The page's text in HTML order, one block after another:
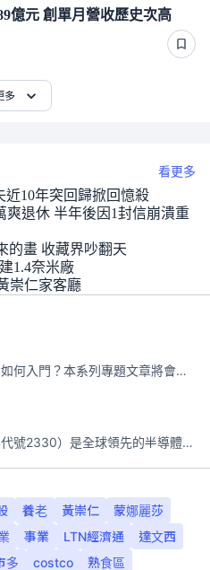
億元 創單月營收歷史次高
多
看更多
近10年突回歸掀回憶殺
爽退休 半年後因1封信崩潰重
的畫 收藏界吵翻天
1.4奈米廠
崇仁家客廳
ETF是什麼？ETF投資如何入門？本系列專題文章將會告訴你新手必須知道的ETF基礎知識。
台積電（tSMC；股票代號2330）是全球領先的半導體代工公司，成立於1987年，總部位於台灣新竹。且已於美國、日本、德國及中國設廠，台積電是全球首家專業積體電路製造服務公司，也是全球最先進和最大規模的半導體代工廠。
養老 黃崇仁
蒙娜麗莎
事業 LTN經濟通
達文西
多 costco 熟食區